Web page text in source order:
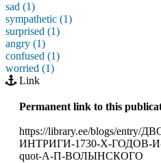
sad (1)
sympathetic (1)
surprised (1)
angry (1)
confused (1)
worried (1)
Link
Permanent link to this
https://library.ee/blogs/entry/
ИНТРИГИ-1730-Х-ГОДОВ-
quot-А-П-ВОЛЫНСКОГО